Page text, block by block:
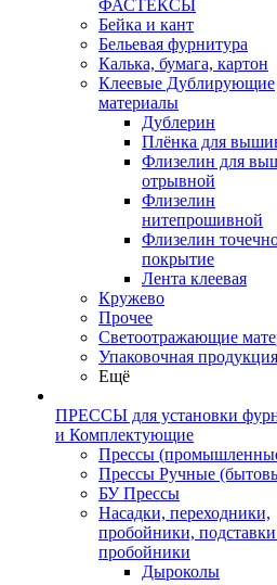
ФАСТЕКСЫ
Бейка и кант
Бельевая фурнитура
Калька, бумага, картон
Клеевые Дублирующие
материалы
Дублерин
Плёнка для
Флизелин для
отрывной
Флизелин
нитепрошивной
Флизелин
покрытие
Лента клеевая
Кружево
Прочее
Светоотражающие
Упаковочная продукция
Ещё
ПРЕССЫ для установки
и Комплектующие
Прессы
Прессы Ручные
БУ Прессы
Насадки, переходники,
пробойники,
пробойники
Дыроколы